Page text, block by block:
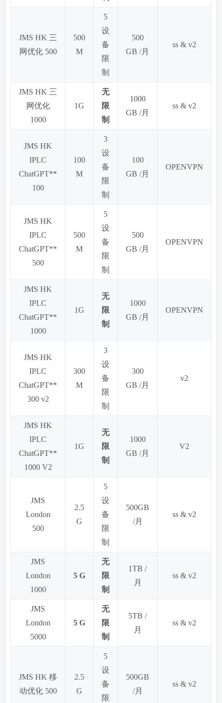
JMS HK 三
网优化 500
500
M
5
设
备
限
制
500
GB /月
ss & v2
JMS HK 三
网优化
1000
1G
无
限
制
1000
GB /月
ss & v2
JMS HK
IPLC
ChatGPT**
100
100
M
3
设
备
限
制
100
GB /月
OPENVPN
JMS HK
IPLC
ChatGPT**
500
500
M
5
设
备
限
制
500
GB /月
OPENVPN
JMS HK
IPLC
ChatGPT**
1000
1G
无
限
制
1000
GB /月
OPENVPN
JMS HK
IPLC
ChatGPT**
300 v2
300
M
3
设
备
限
制
300
GB /月
v2
JMS HK
IPLC
ChatGPT**
1000 V2
1G
无
限
制
1000
GB /月
V2
JMS
London
500
2.5
G
5
设
备
限
制
500GB
/月
ss & v2
JMS
London
1000
5 G
无
限
制
1TB /
月
ss & v2
JMS
London
5000
5 G
无
限
制
5TB /
月
ss & v2
JMS HK 移
动优化 500
2.5
G
5
设
备
限
500GB
/月
ss & v2